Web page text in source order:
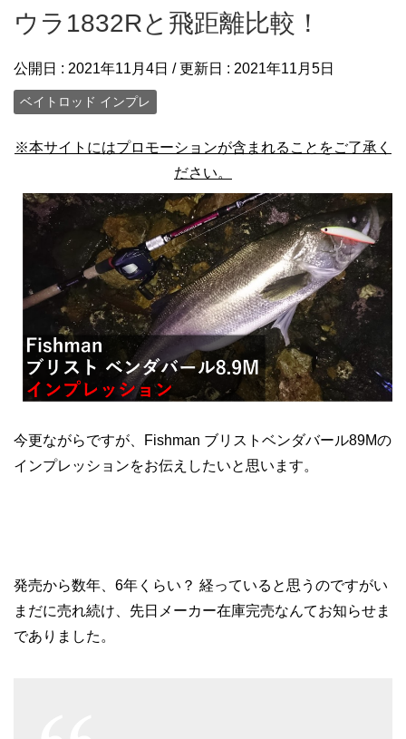
ウラ1832Rと飛距離比較！
公開日 : 2021年11月4日 / 更新日 : 2021年11月5日
ベイトロッド インプレ
※本サイトにはプロモーションが含まれることをご了承く
ださい。
今更ながらですが、Fishman ブリストベンダバール89Mの
インプレッションをお伝えしたいと思います。
発売から数年、6年くらい？ 経っていると思うのですがい
まだに売れ続け、先日メーカー在庫完売なんてお知らせま
でありました。